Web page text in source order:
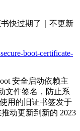
快过期了｜不更新
boot-certificate-
安全启动依赖主
文件签名，防止系
用的旧证书签发于
动更新到新的 2023